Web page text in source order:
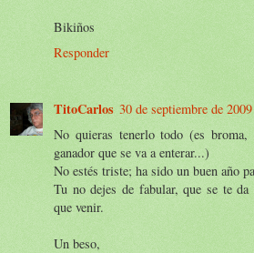
Bikiños
Responder
TitoCarlos 30 de septiembre de
No quieras tenerlo todo (es
ganador que se va a enterar...)
No estés triste; ha sido un buen año
Tu no dejes de fabular, que se te
que venir.
Un beso,